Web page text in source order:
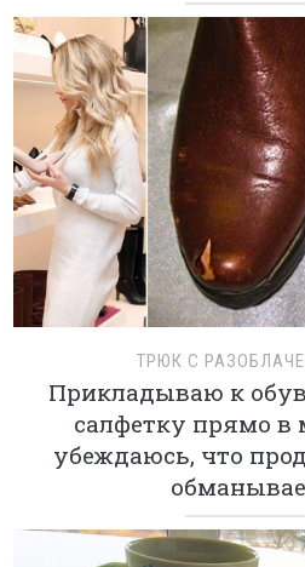
ТРЮК С
Прикладываю к
салфетку прямо в
убеждаюсь, что